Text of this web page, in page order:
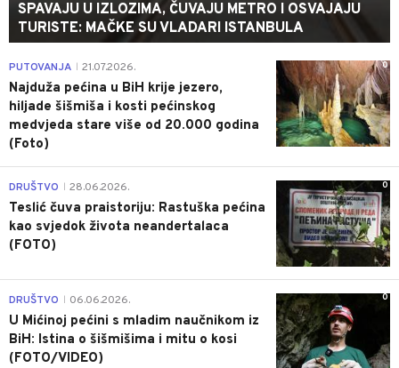
SPAVAJU U IZLOZIMA, ČUVAJU METRO I OSVAJAJU
TURISTE: MAČKE SU VLADARI ISTANBULA
0
PUTOVANJA 21.07.2026.
Najduža pećina u BiH krije jezero,
hiljade šišmiša i kosti pećinskog
medvjeda stare više od 20.000 godina
(Foto)
0
DRUŠTVO 28.06.2026.
Teslić čuva praistoriju: Rastuška pećina
kao svjedok života neandertalaca
(FOTO)
0
DRUŠTVO 06.06.2026.
U Mićinoj pećini s mladim naučnikom iz
BiH: Istina o šišmišima i mitu o kosi
(FOTO/VIDEO)